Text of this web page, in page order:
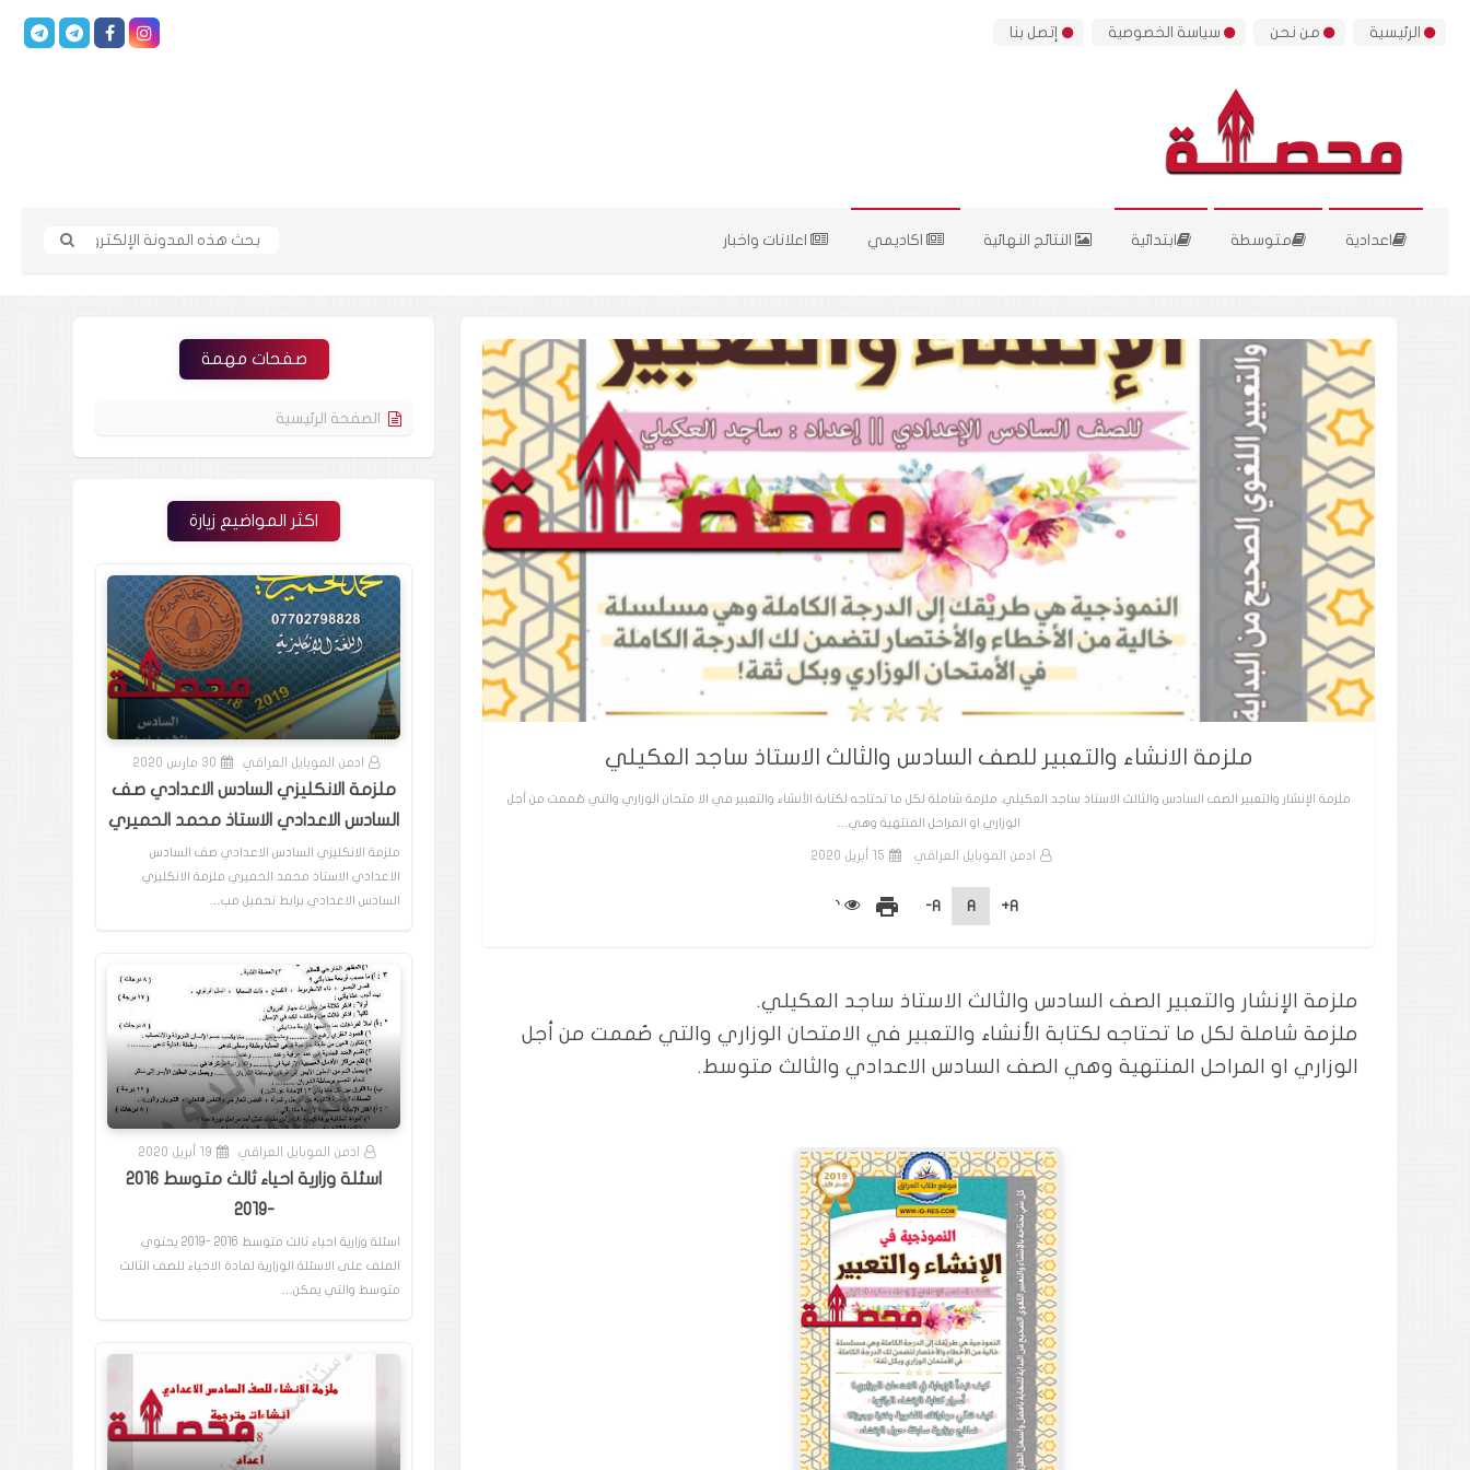
الرئيسية من نحن سياسة الخصوصية إتصل بنا
اعدادية متوسطة ابتدائية النتائج النهائية اكاديمي اعلانات واخبار
ملزمة الانشاء والتعبير للصف السادس والثالث الاستاذ ساجد العكيلي
ملزمة الإنشار والتعبير الصف السادس والثالث الاستاذ ساجد العكيلي. ملزمة شاملة لكل ما تحتاجه لكتابة الأنشاء والتعبير في الا متحان الوزاري والتي صُممت من أجل
الوزاري او المراحل المنتهية وهي…
ادمن الموبايل العراقي 15 أبريل 2020
A+
A
A-
print
ملزمة الإنشار والتعبير الصف السادس والثالث الاستاذ ساجد العكيلي.
ملزمة شاملة لكل ما تحتاجه لكتابة الأنشاء والتعبير في الامتحان الوزاري والتي صُممت من أجل
الوزاري او المراحل المنتهية وهي الصف السادس الاعدادي والثالث متوسط.
صفحات مهمة
الصفحة الرئيسية
اكثر المواضيع زيارة
ادمن الموبايل العراقي 30 مارس 2020
ملزمة الانكليزي السادس الاعدادي صف
السادس الاعدادي الاستاذ محمد الحميري
ملزمة الانكليزي السادس الاعدادي صف السادس
الاعدادي الاستاذ محمد الحميري ملزمة الانكليزي
السادس الاعدادي برابط تحميل مب…
ادمن الموبايل العراقي 19 أبريل 2020
اسئلة وزارية احياء ثالث متوسط 2016
-2019
اسئلة وزارية احياء ثالث متوسط 2016 -2019 يحتوي
الملف على الاسئلة الوزارية لمادة الاحياء للصف الثالث
متوسط والتي يمكن…